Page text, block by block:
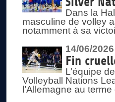
Dans la
masculine de volley
notamment à sa
14/06/2026
Fin
L’équipe
Volleyball Nations
l’Allemagne au